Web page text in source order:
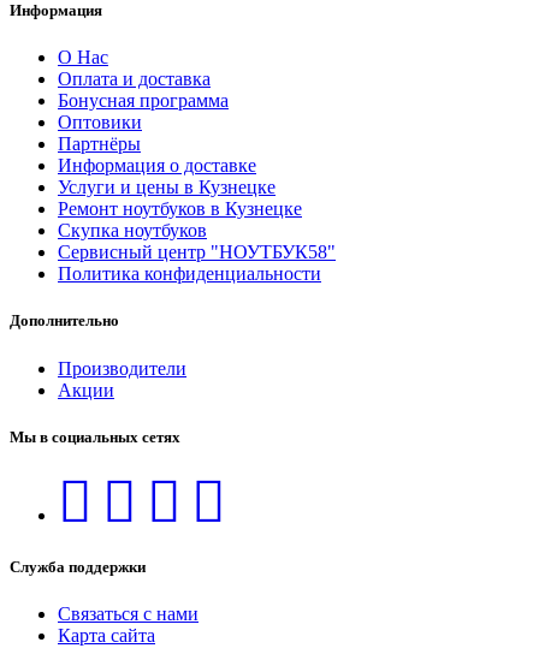
Информация
О Нас
Оплата и доставка
Бонусная программа
Оптовики
Партнёры
Информация о доставке
Услуги и цены в Кузнецке
Ремонт ноутбуков в Кузнецке
Скупка ноутбуков
Сервисный центр "НОУТБУК58"
Политика конфиденциальности
Дополнительно
Производители
Акции
Мы в социальных сетях
Служба поддержки
Связаться с нами
Карта сайта